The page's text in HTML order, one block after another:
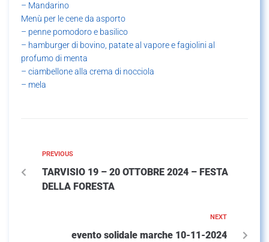
– Mandarino
Menù per le cene da asporto
– penne pomodoro e basilico
– hamburger di bovino, patate al vapore e fagiolini al
profumo di menta
– ciambellone alla crema di nocciola
– mela
PREVIOUS
TARVISIO 19 – 20 OTTOBRE 2024 – FESTA
DELLA FORESTA
NEXT
evento solidale marche 10-11-2024